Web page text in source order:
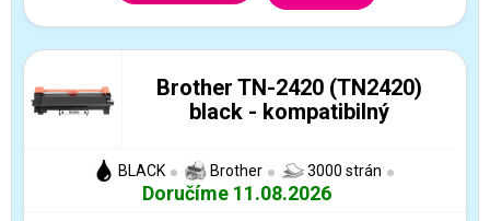
Brother TN-2420 (TN2420)
black - kompatibilný
BLACK Brother 3000 strán
Doručíme 11.08.2026